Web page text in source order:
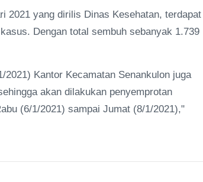
2021 yang dirilis Dinas Kesehatan, terdapat
Dengan total sembuh sebanyak 1.739
Kantor Kecamatan Senankulon juga
akan dilakukan penyemprotan
(6/1/2021) sampai Jumat (8/1/2021),"